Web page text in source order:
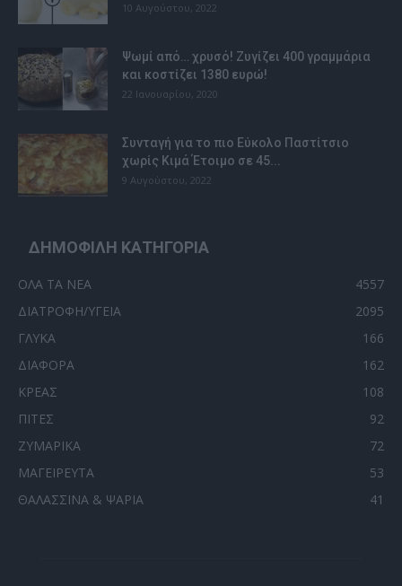
10 Αυγούστου, 2022
Ψωμί από… χρυσό! Ζυγίζει 400 γραμμάρια
και κοστίζει 1380 ευρώ!
22 Ιανουαρίου, 2020
Συνταγή για το πιο Εύκολο Παστίτσιο
χωρίς Κιμά Έτοιμο σε 45...
9 Αυγούστου, 2022
ΔΗΜΟΦΙΛΗ ΚΑΤΗΓΟΡΙΑ
ΟΛΑ ΤΑ ΝΕΑ
4557
ΔΙΑΤΡΟΦΗ/ΥΓΕΙΑ
2095
ΓΛΥΚΑ
166
ΔΙΑΦΟΡΑ
162
ΚΡΕΑΣ
108
ΠΙΤΕΣ
92
ΖΥΜΑΡΙΚΑ
72
ΜΑΓΕΙΡΕΥΤΑ
53
ΘΑΛΑΣΣΙΝΑ & ΨΑΡΙΑ
41